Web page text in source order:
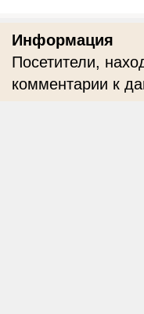
Информация
Посетители,
комментарии к